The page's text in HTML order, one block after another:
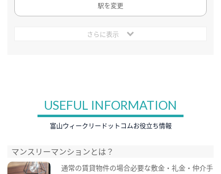
駅を変更
さらに表示
USEFUL INFORMATION
富山ウィークリードットコムお役立ち情報
マンスリーマンションとは？
通常の賃貸物件の場合必要な敷金・礼金・仲介手